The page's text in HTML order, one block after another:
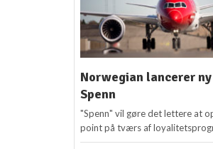
Norwegian lancerer
Spenn
"Spenn" vil gøre det lettere at
point på tværs af